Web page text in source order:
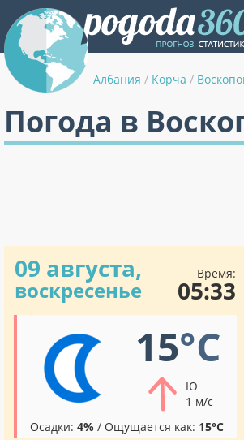
Албания / Корча /
Погода в
09 августа,
воскресенье
Время:
05:33
15°C
Ю
1 м/с
Осадки: 4% / Ощущается как: 15°C